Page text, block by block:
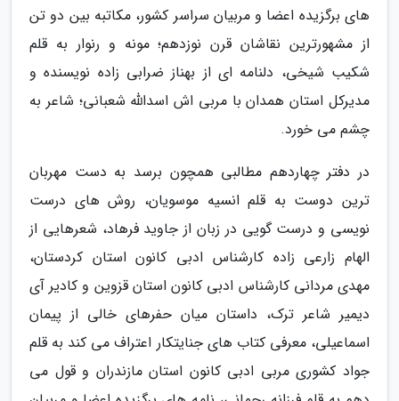
های برگزیده اعضا و مربیان سراسر کشور، مکاتبه بین دو تن
از مشهورترین نقاشان قرن نوزدهم؛ مونه و رنوار به قلم
شکیب شیخی، دلنامه ای از بهناز ضرابی زاده نویسنده و
مدیرکل استان همدان با مربی اش اسدالله شعبانی؛ شاعر به
چشم می خورد.
در دفتر چهاردهم مطالبی همچون برسد به دست مهربان
ترین دوست به قلم انسیه موسویان، روش های درست
نویسی و درست گویی در زبان از جاوید فرهاد، شعرهایی از
الهام زارعی زاده کارشناس ادبی کانون استان کردستان،
مهدی مردانی کارشناس ادبی کانون استان قزوین و کادیر آی
دیمیر شاعر ترک، داستان میان حفرهای خالی از پیمان
اسماعیلی، معرفی کتاب های جنایتکار اعتراف می کند به قلم
جواد کشوری مربی ادبی کانون استان مازندران و قول می